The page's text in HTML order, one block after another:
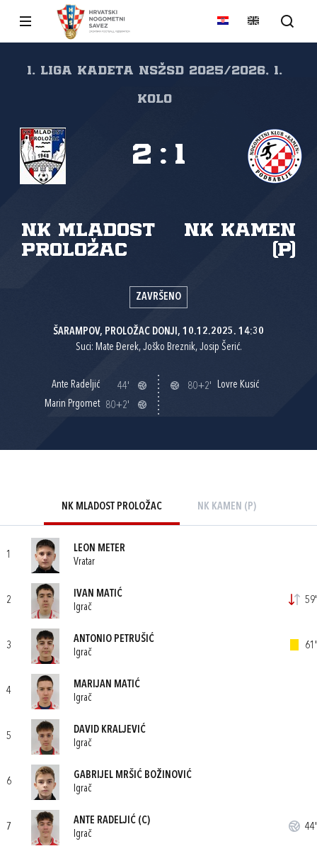
1. liga kadeta NSŽSD 2025/2026, 1.
kolo
NK Mladost
Proložac
NK Kamen
(P)
2 : 1
ZAVRŠENO
ŠARAMPOV, PROLOŽAC DONJI, 10.12.2025. 14:30
Suci: Mate Đerek, Joško Breznik, Josip Šerić.
Ante Radeljić
44'
Marin Prgomet
80+2'
80+2' Lovre Kusić
NK MLADOST PROLOŽAC NK KAMEN (P)
1
LEON METER
Vratar
2
IVAN MATIĆ
Igrač
59'
3
ANTONIO PETRUŠIĆ
Igrač
61'
4
MARIJAN MATIĆ
Igrač
5
DAVID KRALJEVIĆ
Igrač
6
GABRIJEL MRŠIĆ BOŽINOVIĆ
Igrač
7
ANTE RADELJIĆ (C)
Igrač
44'